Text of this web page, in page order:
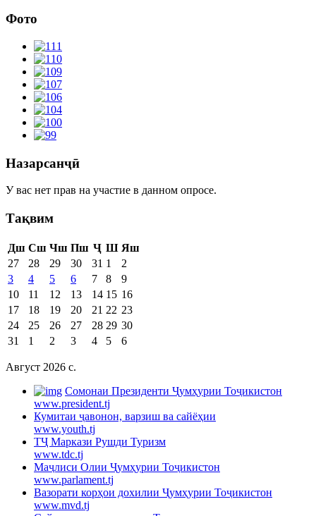
Фото
Назарсанҷӣ
У вас нет прав на участие в данном опросе.
Тақвим
Дш Сш Чш Пш Ҷ Ш Яш
27
28 29 30 31 1
2
3
4 5 6 7 8
9
10
11 12 13 14 15 16
17
18 19 20 21 22 23
24
25 26 27 28 29 30
31
1 2 3 4 5 6
Август 2026 c.
Cомонаи Президенти Ҷумҳурии Тоҷикистон
www.president.tj
Кумитаи ҷавонон, варзиш ва сайёҳии
www.youth.tj
ТҶ Маркази Рушди Туризм
www.tdc.tj
Маҷлиси Олии Ҷумҳурии Тоҷикистон
www.parlament.tj
Вазорати корҳои дохилии Ҷумҳурии Тоҷикистон
www.mvd.tj